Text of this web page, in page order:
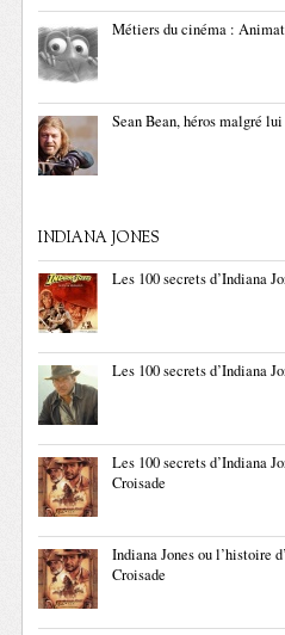
Métiers du cinéma :
Sean Bean, héros malgré
INDIANA JONES
Les 100 secrets d’Indiana
Les 100 secrets d’Indiana
Les 100 secrets d’Indiana
Croisade
Indiana Jones ou l’histoire
Croisade